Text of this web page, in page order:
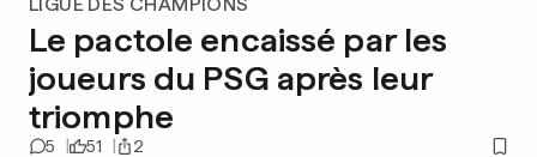
Le pactole encaissé par les
joueurs du PSG après leur
triomphe
5 51 2